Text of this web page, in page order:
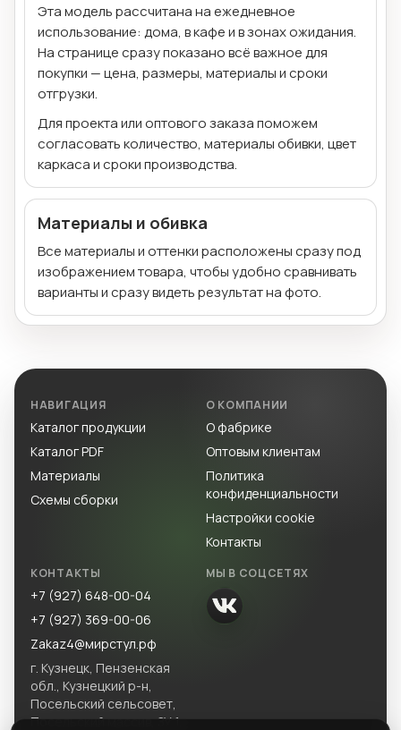
Эта модель рассчитана на ежедневное
использование: дома, в кафе и в зонах ожидания.
На странице сразу показано всё важное для
покупки — цена, размеры, материалы и сроки
отгрузки.
Для проекта или оптового заказа поможем
согласовать количество, материалы обивки, цвет
каркаса и сроки производства.
Материалы и обивка
Все материалы и оттенки расположены сразу под
изображением товара, чтобы удобно сравнивать
варианты и сразу видеть результат на фото.
НАВИГАЦИЯ
Каталог продукции
Каталог PDF
Материалы
Схемы сборки
О КОМПАНИИ
О фабрике
Оптовым клиентам
Политика
конфиденциальности
Настройки cookie
Контакты
КОНТАКТЫ
+7 (927) 648-00-04
+7 (927) 369-00-06
Zakaz4@мирстул.рф
г. Кузнецк, Пензенская
обл., Кузнецкий р-н,
Посельский сельсовет,
Посельский массив, ЗУ 1.
МЫ В СОЦСЕТЯХ